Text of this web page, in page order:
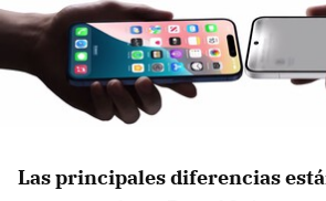
Las principales diferencias